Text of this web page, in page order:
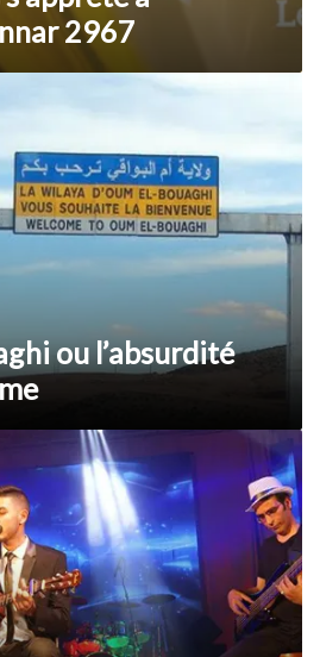
2967
ou l’absurdité